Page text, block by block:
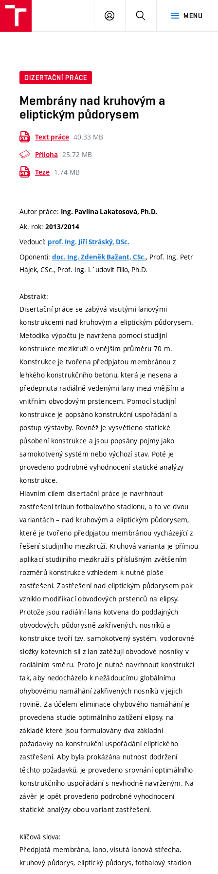
MENU
PŘIHLÁSIT
DIZERTAČNÍ PRÁCE
Membrány nad kruhovým a
eliptickým půdorysem
Text práce 40.33 MB
Příloha 25.72 MB
Teze 1.74 MB
Autor práce: Ing. Pavlína Lakatosová, Ph.D.
Ak. rok: 2013/2014
Vedoucí: prof. Ing. Jiří Stráský, DSc.
Oponenti: doc. Ing. Zdeněk Bažant, CSc., Prof. Ing. Petr
Hájek, CSc., Prof. Ing. L´udovít Fillo, Ph.D.
Abstrakt:
Disertační práce se zabývá visutými lanovými
konstrukcemi nad kruhovým a eliptickým půdorysem.
Metodika výpočtu je navržena pomocí studijní
konstrukce mezikruží o vnějším průměru 70 m.
Konstrukce je tvořena předpjatou membránou z
lehkého konstrukčního betonu, která je nesena a
předepnuta radiálně vedenými lany mezi vnějším a
vnitřním obvodovým prstencem. Pomocí studijní
konstrukce je popsáno konstrukční uspořádání a
postup výstavby. Rovněž je vysvětleno statické
působení konstrukce a jsou popsány pojmy jako
samokotvený systém nebo výchozí stav. Poté je
provedeno podrobné vyhodnocení statické analýzy
konstrukce.
Hlavním cílem disertační práce je navrhnout
zastřešení tribun fotbalového stadionu, a to ve dvou
variantách – nad kruhovým a eliptickým půdorysem,
které je tvořeno předpjatou membránou vycházející z
řešení studijního mezikruží. Kruhová varianta je přímou
aplikací studijního mezikruží s příslušným zvětšením
rozměrů konstrukce vzhledem k nutné ploše
zastřešení. Zastřešení nad eliptickým půdorysem pak
vzniklo modifikací obvodových prstenců na elipsy.
Protože jsou radiální lana kotvena do poddajných
obvodových, půdorysně zakřivených, nosníků a
konstrukce tvoří tzv. samokotvený systém, vodorovné
složky kotevních sil z lan zatěžují obvodové nosníky v
radiálním směru. Proto je nutné navrhnout konstrukci
tak, aby nedocházelo k nežádoucímu globálnímu
ohybovému namáhání zakřivených nosníků v jejich
rovině. Za účelem eliminace ohybového namáhání je
provedena studie optimálního zatížení elipsy, na
základě které jsou formulovány dva základní
požadavky na konstrukční uspořádání eliptického
zastřešení. Aby byla prokázána nutnost dodržení
těchto požadavků, je provedeno srovnání optimálního
konstrukčního uspořádání s nevhodně navrženým. Na
závěr je opět provedeno podrobné vyhodnocení
statické analýzy obou variant zastřešení.
Klíčová slova:
Předpjatá membrána, lano, visutá lanová střecha,
kruhový půdorys, eliptický půdorys, fotbalový stadion